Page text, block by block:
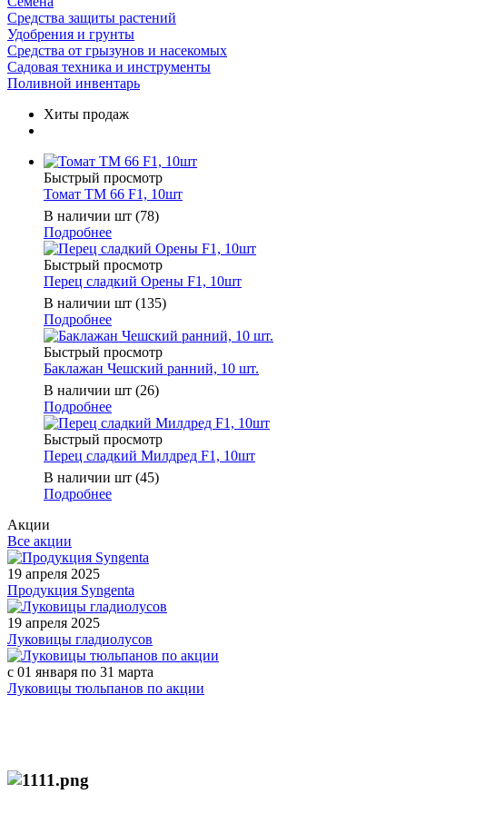
Средства защиты растений
Удобрения и грунты
Средства от грызунов и насекомых
Садовая техника и инструменты
Поливной инвентарь
Хиты продаж
Быстрый просмотр
Томат ТМ 66 F1, 10шт
В наличии шт (78)
Подробнее
Быстрый просмотр
Перец сладкий Орены F1, 10шт
В наличии шт (135)
Подробнее
Быстрый просмотр
Баклажан Чешский ранний, 10 шт.
В наличии шт (26)
Подробнее
Быстрый просмотр
Перец сладкий Милдред F1, 10шт
В наличии шт (45)
Подробнее
Акции
Все акции
19 апреля 2025
Продукция Syngenta
19 апреля 2025
Луковицы гладиолусов
с 01 января по 31 марта
Луковицы тюльпанов по акции